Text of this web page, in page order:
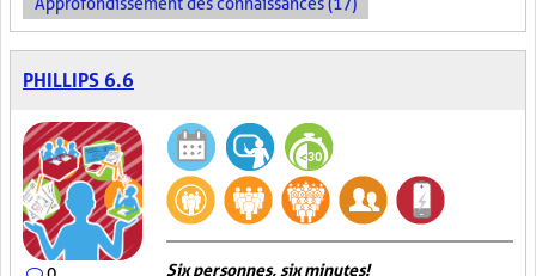
PHILLIPS 6.6
Six personnes, six minutes!